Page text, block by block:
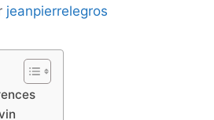
jeanpierrelegros